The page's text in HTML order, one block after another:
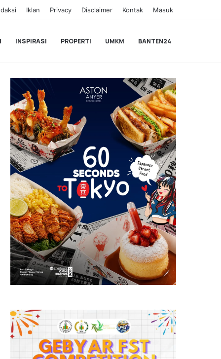
Iklan Privacy Disclaimer Kontak Masuk
INSPIRASI PROPERTI UMKM BANTEN24